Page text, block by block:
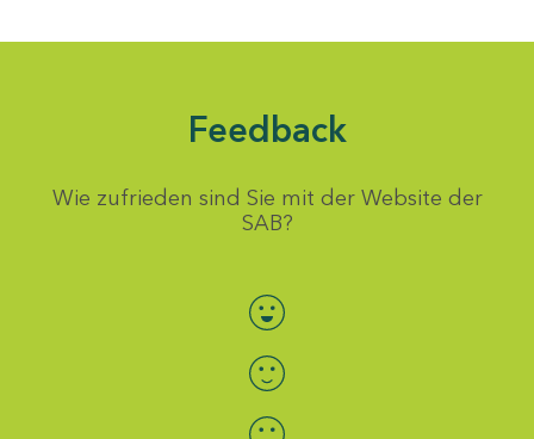
Feedback
Wie zufrieden sind Sie mit der Website der
SAB?
Bewertung auswählen